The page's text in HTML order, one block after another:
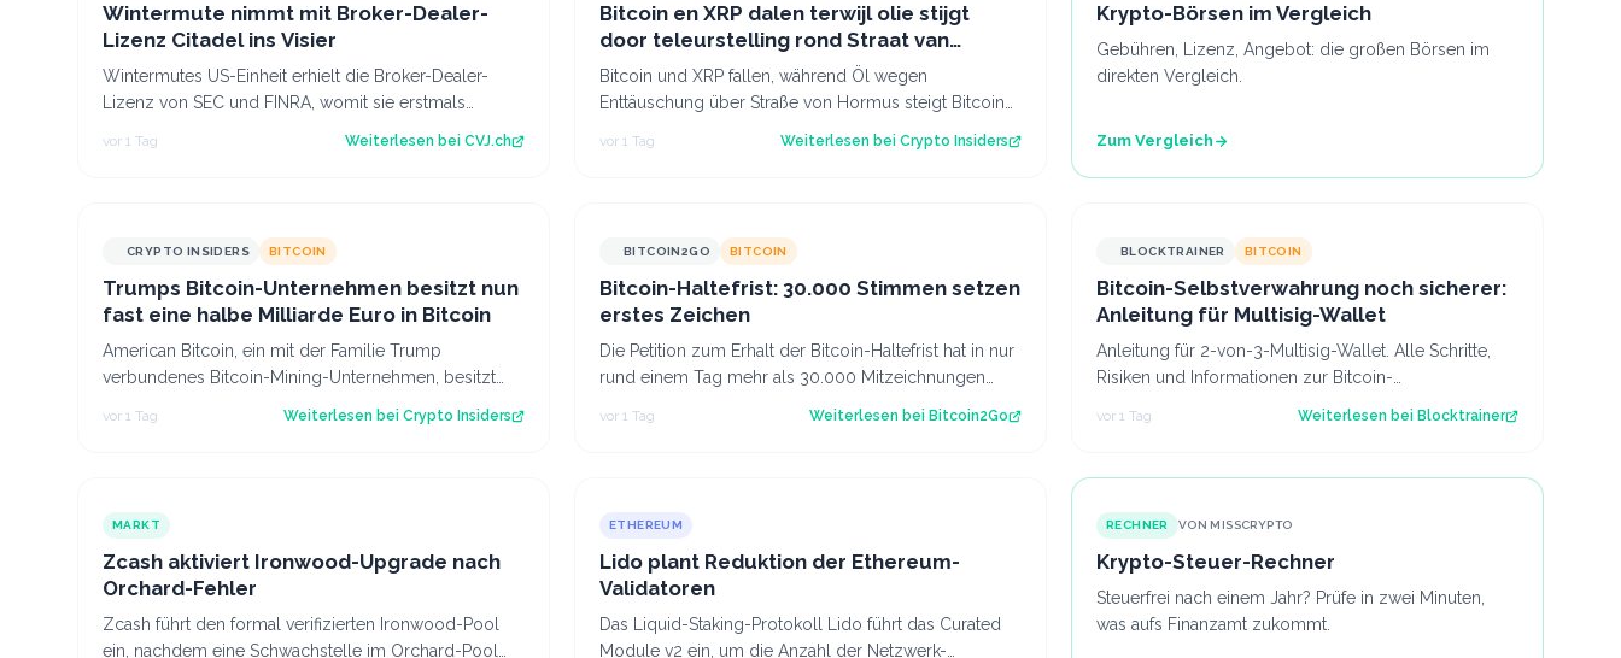
Wintermute nimmt mit Broker-Dealer-
Lizenz Citadel ins Visier
Wintermutes US-Einheit erhielt die Broker-Dealer-
Lizenz von SEC und FINRA, womit sie erstmals
Krypto-ETF-Anteile abwickeln darf. Der Artikel…
vor 1 Tag Weiterlesen bei CVJ.ch
Bitcoin en XRP dalen terwijl olie stijgt
door teleurstelling rond Straat van
Hormuz
Bitcoin und XRP fallen, während Öl wegen
Enttäuschung über Straße von Hormus steigt Bitcoin
und insbesondere Altcoins wie XRP und Solana hab…
vor 1 Tag Weiterlesen bei Crypto Insiders
Krypto-Börsen im Vergleich
Gebühren, Lizenz, Angebot: die großen Börsen im
direkten Vergleich.
Zum Vergleich
CRYPTO INSIDERS BITCOIN
Trumps Bitcoin-Unternehmen besitzt nun
fast eine halbe Milliarde Euro in Bitcoin
American Bitcoin, ein mit der Familie Trump
verbundenes Bitcoin-Mining-Unternehmen, besitzt
vor 1 Tag Weiterlesen bei Crypto Insiders
BITCOIN2GO BITCOIN
Bitcoin-Haltefrist: 30.000 Stimmen setzen
erstes Zeichen
Die Petition zum Erhalt der Bitcoin-Haltefrist hat in nur
rund einem Tag mehr als 30.000 Mitzeichnungen
vor 1 Tag Weiterlesen bei Bitcoin2Go
BLOCKTRAINER BITCOIN
Bitcoin-Selbstverwahrung noch sicherer:
Anleitung für Multisig-Wallet
Anleitung für 2-von-3-Multisig-Wallet. Alle Schritte,
Risiken und Informationen zur Bitcoin-
vor 1 Tag Weiterlesen bei Blocktrainer
MARKT
Zcash aktiviert Ironwood-Upgrade nach
Orchard-Fehler
Zcash führt den formal verifizierten Ironwood-Pool
ein, nachdem eine Schwachstelle im Orchard-Pool
ETHEREUM
Lido plant Reduktion der Ethereum-
Validatoren
Das Liquid-Staking-Protokoll Lido führt das Curated
Module v2 ein, um die Anzahl der Netzwerk-
RECHNER VON MISSCRYPTO
Krypto-Steuer-Rechner
Steuerfrei nach einem Jahr? Prüfe in zwei Minuten,
was aufs Finanzamt zukommt.